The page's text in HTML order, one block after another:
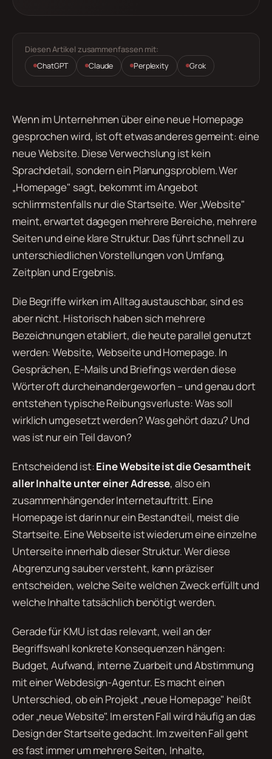
Diesen Artikel zusammenfassen mit:
ChatGPT Claude Perplexity Grok
Wenn im Unternehmen über eine neue Homepage
gesprochen wird, ist oft etwas anderes gemeint: eine
neue Website. Diese Verwechslung ist kein
Sprachdetail, sondern ein Planungsproblem. Wer
„Homepage" sagt, bekommt im Angebot
schlimmstenfalls nur die Startseite. Wer „Website"
meint, erwartet dagegen mehrere Bereiche, mehrere
Seiten und eine klare Struktur. Das führt schnell zu
unterschiedlichen Vorstellungen von Umfang,
Zeitplan und Ergebnis.
Die Begriffe wirken im Alltag austauschbar, sind es
aber nicht. Historisch haben sich mehrere
Bezeichnungen etabliert, die heute parallel genutzt
werden: Website, Webseite und Homepage. In
Gesprächen, E-Mails und Briefings werden diese
Wörter oft durcheinandergeworfen – und genau dort
entstehen typische Reibungsverluste: Was soll
wirklich umgesetzt werden? Was gehört dazu? Und
was ist nur ein Teil davon?
Entscheidend ist:Eine Website ist die Gesamtheit
aller Inhalte unter einer Adresse, also ein
zusammenhängender Internetauftritt. Eine
Homepage ist darin nur ein Bestandteil, meist die
Startseite. Eine Webseite ist wiederum eine einzelne
Unterseite innerhalb dieser Struktur. Wer diese
Abgrenzung sauber versteht, kann präziser
entscheiden, welche Seite welchen Zweck erfüllt und
welche Inhalte tatsächlich benötigt werden.
Gerade für KMU ist das relevant, weil an der
Begriffswahl konkrete Konsequenzen hängen:
Budget, Aufwand, interne Zuarbeit und Abstimmung
mit einer Webdesign-Agentur. Es macht einen
Unterschied, ob ein Projekt „neue Homepage" heißt
oder „neue Website". Im ersten Fall wird häufig an das
Design der Startseite gedacht. Im zweiten Fall geht
es fast immer um mehrere Seiten, Inhalte,